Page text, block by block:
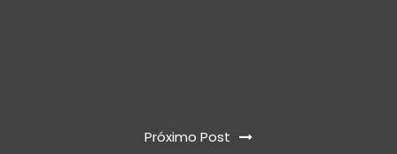
Próximo Post